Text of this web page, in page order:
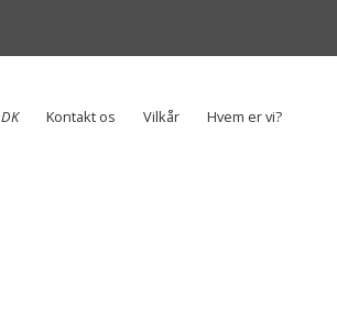
Hvem er vi?
Vilkår
Kontakt os